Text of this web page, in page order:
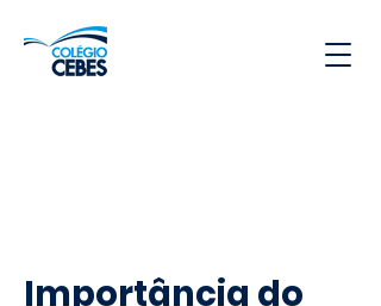
Importância do